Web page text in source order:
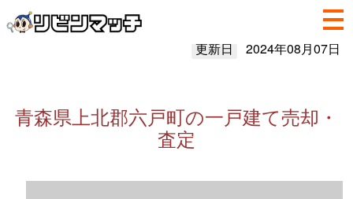
更新日 2024年08月07日
青森県上北郡六戸町の一戸建て売却・
査定